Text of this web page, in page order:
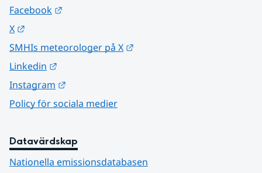
Facebook
X
SMHIs meteorologer på X
Linkedin
Instagram
Policy för sociala medier
Datavärdskap
Nationella emissionsdatabasen